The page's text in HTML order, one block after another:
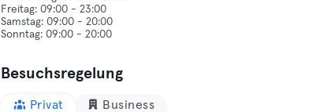
Freitag: 09:00 - 23:00
Samstag: 09:00 - 20:00
Besuchsregelung
Privat Business